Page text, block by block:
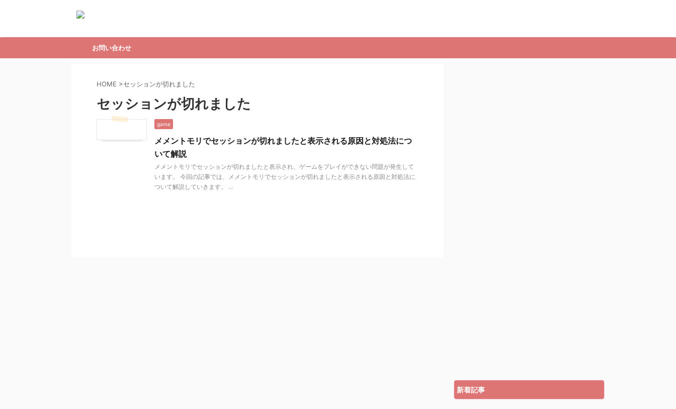
お問い合わせ
HOME >セッションが切れました
セッションが切れました
game
メメントモリでセッションが切れましたと表示される原因と対処法につ
いて解説
メメントモリでセッションが切れましたと表示され、ゲームをプレイができない問題が発生して
います。 今回の記事では、メメントモリでセッションが切れましたと表示される原因と対処法に
ついて解説していきます。 ...
新着記事